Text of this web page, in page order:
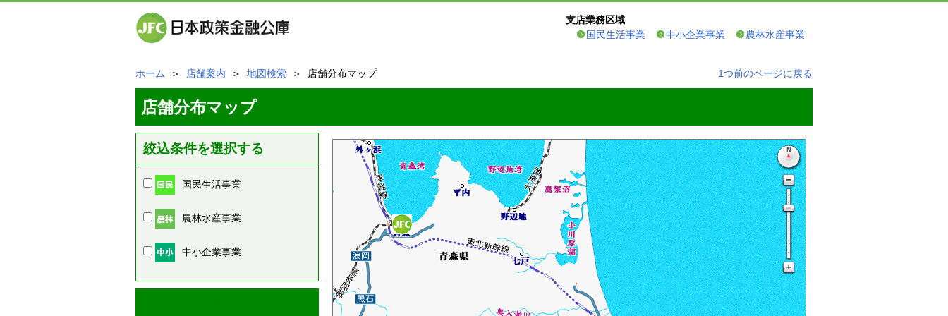
支店業務区域
国民生活事業
中小企業事業 農林水産事業
ホーム ＞ 店舗案内 ＞ 地図検索 ＞ 店舗分布マップ 1つ前のページに戻る
店舗分布マップ
絞込条件を選択する
国民生活事業
農林水産事業
中小企業事業